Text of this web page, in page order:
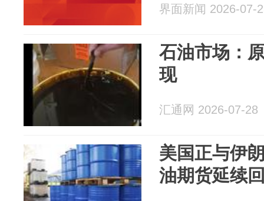
界面新闻 2026-07-
石油市场：
现
汇通网 2026-07-28
美国正与伊
油期货延续